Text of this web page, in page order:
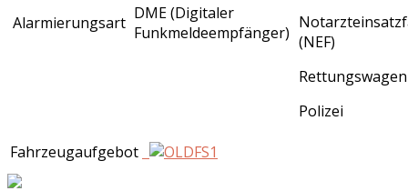
Alarmierungsart DME (Digitaler
Funkmeldeempfänger) (NEF)
Polizei
Fahrzeugaufgebot